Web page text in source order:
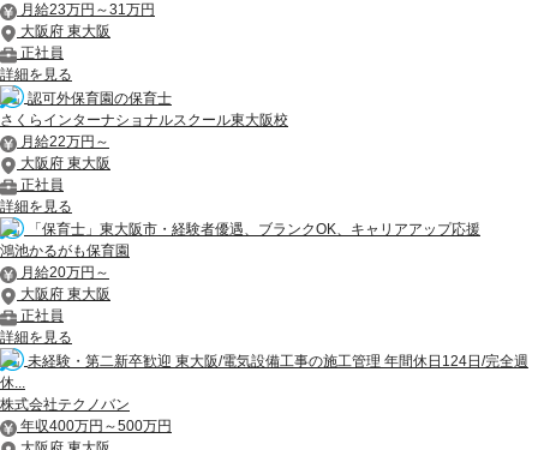
月給23万円～31万円
大阪府 東大阪
正社員
詳細を見る
認可外保育園の保育士
さくらインターナショナルスクール東大阪校
月給22万円～
大阪府 東大阪
正社員
詳細を見る
「保育士」東大阪市・経験者優遇、ブランクOK、キャリアアップ応援
鴻池かるがも保育園
月給20万円～
大阪府 東大阪
正社員
詳細を見る
未経験・第二新卒歓迎 東大阪/電気設備工事の施工管理 年間休日124日/完全週
休...
株式会社テクノバン
年収400万円～500万円